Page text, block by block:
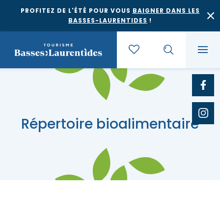
PROFITEZ DE L'ÉTÉ POUR VOUS BAIGNER DANS LES
BASSES-LAURENTIDES !
Agrotourisme et saveurs régionales
Festivals et événements
Où dormir
Bases de plein air
Répertoire bioalimentaire